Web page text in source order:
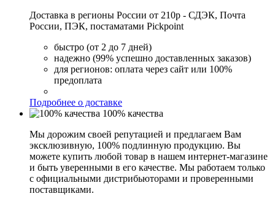
Доставка в регионы России от 210р - СДЭК, Почта
России, ПЭК, постаматами Pickpoint
быстро (от 2 до 7 дней)
надежно (99% успешно доставленных заказов)
для регионов: оплата через сайт или 100%
предоплата
Подробнее о доставке
100% качества
Мы дорожим своей репутацией и предлагаем Вам
эксклюзивную, 100% подлинную продукцию. Вы
можете купить любой товар в нашем интернет-магазине
и быть уверенными в его качестве. Мы работаем только
с официальными дистрибьюторами и проверенными
поставщиками.